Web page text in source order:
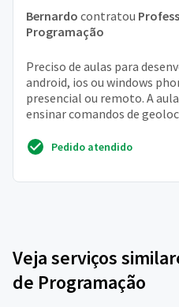
Bernardo contratou
Programação
Preciso de aulas para
android, ios ou windows
presencial ou remoto. A
ensinar comandos de
Pedido atendido
Veja serviços
de Programação